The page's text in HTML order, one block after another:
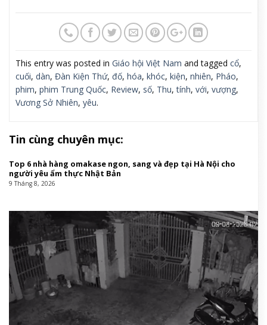
This entry was posted in Giáo hội Việt Nam and tagged cổ,
cuối, dàn, Đàn Kiện Thứ, đố, hóa, khóc, kiện, nhiên, Pháo,
phim, phim Trung Quốc, Review, số, Thu,tính, với, vượng,
Vương Sở Nhiên, yêu.
Tin cùng chuyên mục:
Top 6 nhà hàng omakase ngon, sang và đẹp tại Hà Nội cho
người yêu ẩm thực Nhật Bản
9 Tháng 8, 2026